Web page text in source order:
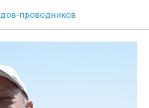
проводников